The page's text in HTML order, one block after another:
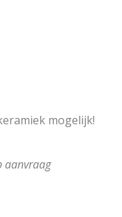
mogelijk!
aanvraag